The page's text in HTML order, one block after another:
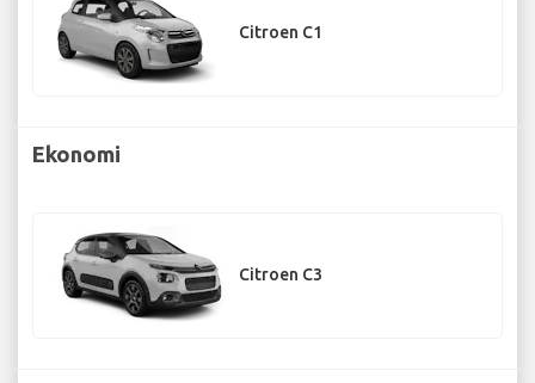
Citroen C1
Ekonomi
Citroen C3